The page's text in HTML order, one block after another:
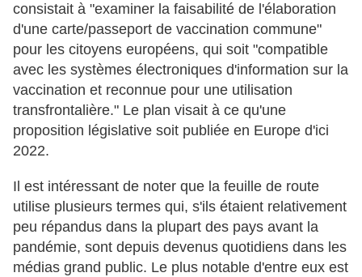
consistait à "examiner la faisabilité de l'élaboration
d'une carte/passeport de vaccination commune"
pour les citoyens européens, qui soit "compatible
avec les systèmes électroniques d'information sur la
vaccination et reconnue pour une utilisation
transfrontalière." Le plan visait à ce qu'une
proposition législative soit publiée en Europe d'ici
2022.
Il est intéressant de noter que la feuille de route
utilise plusieurs termes qui, s'ils étaient relativement
peu répandus dans la plupart des pays avant la
pandémie, sont depuis devenus quotidiens dans les
médias grand public. Le plus notable d'entre eux est